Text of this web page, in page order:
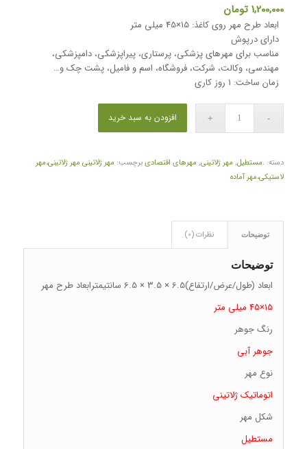
1,200,000 تومان
ابعاد طرح مهر روی کاغذ: 15×45 میلی متر
دارای درپوش
مناسب برای مهرهای پزشکی، پرستاری، پیراپزشکی، دامپزشکی،
مهندسی، وکالت، شرکت، فروشگاه، اسم و فامیل، پشت چک و…
زمان ساخت: 1 روز کاری
افزودن به سبد خرید
دسته: .مستطیل, مهر ژلاتینی, مهرهای اقتصادی برچسب: مهر ژلاتینی مهر ژلاتینی،مهر
لاستیکی،مهر آماده
توضیحات نظرات (0)
توضیحات
ابعاد (طول/عرض/ارتفاع)6.5 × 3.5 × 6.5 سانتیمتر
ابعاد طرح مهر
15×45 میلی متر
رنگ جوهر
جوهر آبی
نوع مهر
اتوماتیک ژلاتینی
شکل مهر
مستطیل